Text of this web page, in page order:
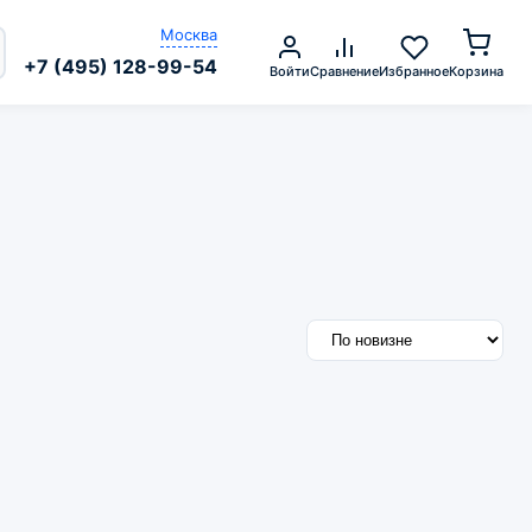
Москва
+7 (495) 128-99-54 ВойтиСравнениеИзбранноеКорзина